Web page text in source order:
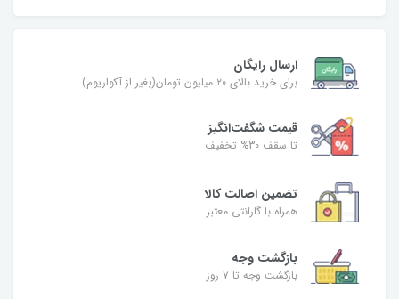
ارسال رایگان
برای خرید بالای ۲۰ میلیون تومان(بغیر از آکواریوم)
قیمت شگفت‌انگیز
تا سقف 30% تخفیف
تضمین اصالت کالا
همراه با گارانتی معتبر
بازگشت وجه
بازگشت وجه تا ۷ روز